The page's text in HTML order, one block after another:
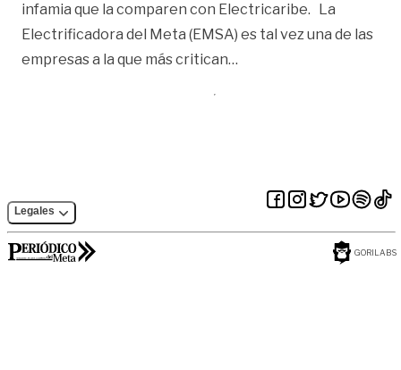
infamia que la comparen con Electricaribe. La
Electrificadora del Meta (EMSA) es tal vez una de las
empresas a la que más critican…
Legales
GORILABS